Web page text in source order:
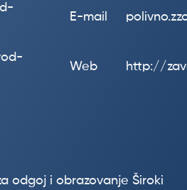
E-mail
Web http://
odgoj i obrazovanje Široki